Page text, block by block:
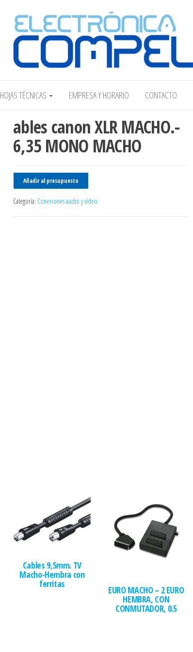
Electrónica COMPEL
HOJAS TÉCNICAS EMPRESA Y HORARIO CONTACTO
ables canon XLR MACHO.-
6,35 MONO MACHO
Añadir al presupuesto
Categoría: Conexiones audio y vídeo
Cables 9,5mm. TV
Macho-Hembra con
ferritas
EURO MACHO – 2 EURO
HEMBRA, CON
CONMUTADOR, 0.5